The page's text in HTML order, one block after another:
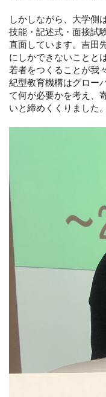
しかしながら、大学側
技能・記述式・面接試
直面しています。吉田
にしかできないことと
若者をつくることが我
紀型教育機構はグロー
て何が必要かを考え、
いと締めくくりました。